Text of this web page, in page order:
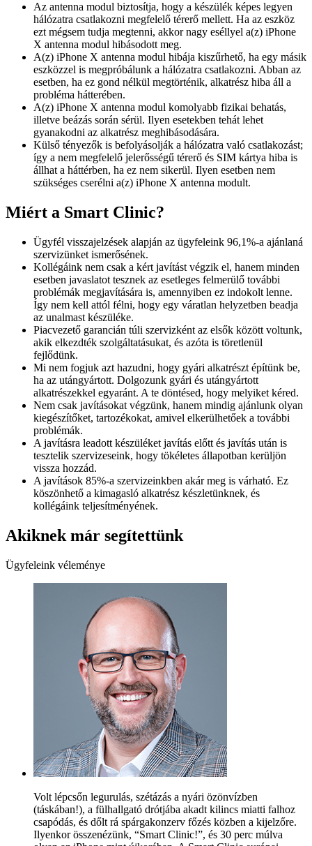
Az antenna modul biztosítja, hogy a készülék képes legyen
hálózatra csatlakozni megfelelő térerő mellett. Ha az eszköz
ezt mégsem tudja megtenni, akkor nagy eséllyel a(z) iPhone
X antenna modul hibásodott meg.
A(z) iPhone X antenna modul hibája kiszűrhető, ha egy másik
eszközzel is megpróbálunk a hálózatra csatlakozni. Abban az
esetben, ha ez gond nélkül megtörténik, alkatrész hiba áll a
probléma hátterében.
A(z) iPhone X antenna modul komolyabb fizikai behatás,
illetve beázás során sérül. Ilyen esetekben tehát lehet
gyanakodni az alkatrész meghibásodására.
Külső tényezők is befolyásolják a hálózatra való csatlakozást;
így a nem megfelelő jelerősségű térerő és SIM kártya hiba is
állhat a háttérben, ha ez nem sikerül. Ilyen esetben nem
szükséges cserélni a(z) iPhone X antenna modult.
Miért a Smart Clinic?
Ügyfél visszajelzések alapján az ügyfeleink 96,1%-a ajánlaná
szervizünket ismerősének.
Kollégáink nem csak a kért javítást végzik el, hanem minden
esetben javaslatot tesznek az esetleges felmerülő további
problémák megjavítására is, amennyiben ez indokolt lenne.
Így nem kell attól félni, hogy egy váratlan helyzetben beadja
az unalmast készüléke.
Piacvezető garancián túli szervizként az elsők között voltunk,
akik elkezdték szolgáltatásukat, és azóta is töretlenül
fejlődünk.
Mi nem fogjuk azt hazudni, hogy gyári alkatrészt építünk be,
ha az utángyártott. Dolgozunk gyári és utángyártott
alkatrészekkel egyaránt. A te döntésed, hogy melyiket kéred.
Nem csak javításokat végzünk, hanem mindig ajánlunk olyan
kiegészítőket, tartozékokat, amivel elkerülhetőek a további
problémák.
A javításra leadott készüléket javítás előtt és javítás után is
tesztelik szervizeseink, hogy tökéletes állapotban kerüljön
vissza hozzád.
A javítások 85%-a szervizeinkben akár meg is várható. Ez
köszönhető a kimagasló alkatrész készletünknek, és
kollégáink teljesítményének.
Akiknek már segítettünk
Ügyfeleink véleménye
Volt lépcsőn legurulás, szétázás a nyári özönvízben
(táskában!), a fülhallgató drótjába akadt kilincs miatti falhoz
csapódás, és dőlt rá spárgakonzerv főzés közben a kijelzőre.
Ilyenkor összenézünk, “Smart Clinic!”, és 30 perc múlva